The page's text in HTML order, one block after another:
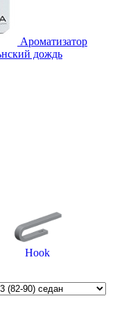
Ароматизатор
дождь
Hook